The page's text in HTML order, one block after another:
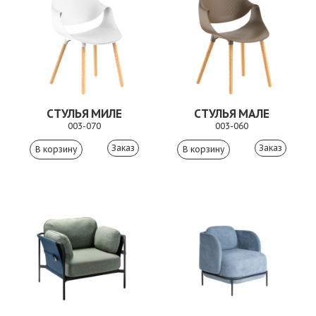
СТУЛЬЯ МИЛЕ
003-070
Заказ
СТУЛЬЯ МАЛЕ
003-060
Заказ